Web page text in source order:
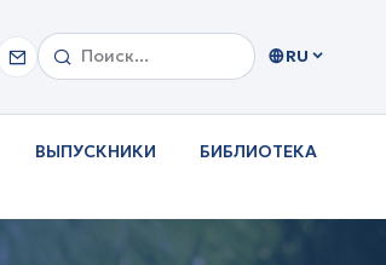
RU
ВЫПУСКНИКИ БИБЛИОТЕКА